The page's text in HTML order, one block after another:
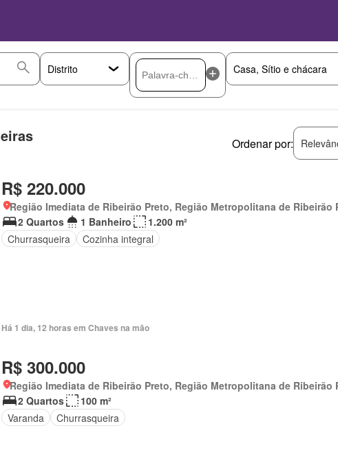
Ordenar por:
R$ 220.000
Região Imediata de Ribeirão Preto, Região Metropolitana de Ribeirão
2 Quartos
1 Banheiro
1.200 m²
Churrasqueira
Cozinha integral
Há 1 dia, 12 horas em Chaves na mão
R$ 300.000
Região Imediata de Ribeirão Preto, Região Metropolitana de Ribeirão
2 Quartos
100 m²
Varanda
Churrasqueira